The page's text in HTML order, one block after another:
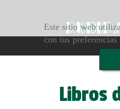
Este sitio web
con tus
Libros